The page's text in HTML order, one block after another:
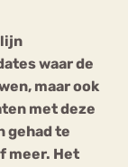
waar de
maar ook
met deze
gehad te
meer. Het
Trauma